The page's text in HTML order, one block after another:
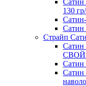
Сатин
130
Сатин
Страйп
СВОЙ
Сатин
Сатин